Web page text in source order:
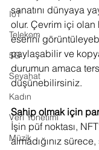
IoT
Telekom
5G
Seyahat
Kadın
Veri Yönetimi
Müzik
sanatını dünyaya
olur. Çevrim içi olan
eserini
paylaşabilir ve
durumun amaca
düşünebilirsiniz.
Sahip olmak için
İşin püf noktası,
almadığınız